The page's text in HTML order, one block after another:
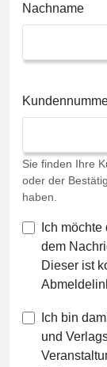
Nachname
Sie finden Ihre
oder der
haben.
Ich
dem
Dieser ist
Ich bin
und